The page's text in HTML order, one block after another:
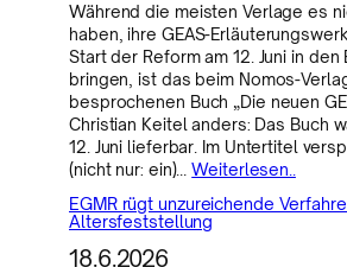
Während die meisten Verlage es
haben, ihre GEAS-
Start der Reform am 12. Juni in den
bringen, ist das beim Nomos-
besprochenen Buch „Die neuen
Christian Keitel anders: Das Buch
12. Juni lieferbar. Im Untertitel
(nicht nur: ein)…Weiterlesen..
EGMR rügt unzureichende
Altersfeststellung
18.6.2026